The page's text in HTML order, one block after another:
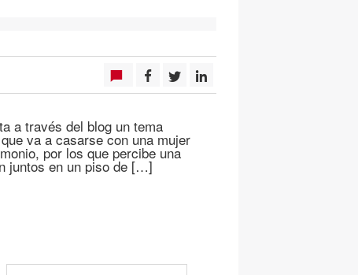
a través del blog un tema
va a casarse con una mujer
por los que percibe una
juntos en un piso de […]